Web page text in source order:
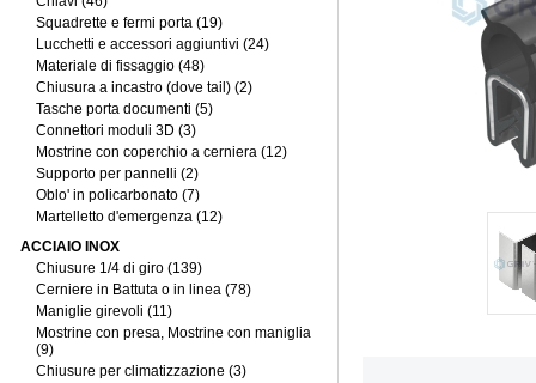
Squadrette e fermi porta (19)
Lucchetti e accessori aggiuntivi (24)
Materiale di fissaggio (48)
Chiusura a incastro (dove tail) (2)
Tasche porta documenti (5)
Connettori moduli 3D (3)
Mostrine con coperchio a cerniera (12)
Supporto per pannelli (2)
Oblo' in policarbonato (7)
Martelletto d'emergenza (12)
ACCIAIO INOX
Chiusure 1/4 di giro (139)
Cerniere in Battuta o in linea (78)
Maniglie girevoli (11)
Mostrine con presa, Mostrine con maniglia
(9)
Chiusure per climatizzazione (3)